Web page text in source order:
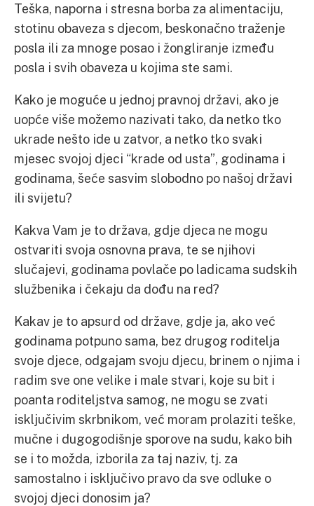
Teška, naporna i stresna borba za alimentaciju,
stotinu obaveza s djecom, beskonačno traženje
posla ili za mnoge posao i žongliranje između
posla i svih obaveza u kojima ste sami.
Kako je moguće u jednoj pravnoj državi, ako je
uopće više možemo nazivati tako, da netko tko
ukrade nešto ide u zatvor, a netko tko svaki
mjesec svojoj djeci “krade od usta”, godinama i
godinama, šeće sasvim slobodno po našoj državi
ili svijetu?
Kakva Vam je to država, gdje djeca ne mogu
ostvariti svoja osnovna prava, te se njihovi
slučajevi, godinama povlače po ladicama sudskih
službenika i čekaju da dođu na red?
Kakav je to apsurd od države, gdje ja, ako već
godinama potpuno sama, bez drugog roditelja
svoje djece, odgajam svoju djecu, brinem o njima i
radim sve one velike i male stvari, koje su bit i
poanta roditeljstva samog, ne mogu se zvati
isključivim skrbnikom, već moram prolaziti teške,
mučne i dugogodišnje sporove na sudu, kako bih
se i to možda, izborila za taj naziv, tj. za
samostalno i isključivo pravo da sve odluke o
svojoj djeci donosim ja?